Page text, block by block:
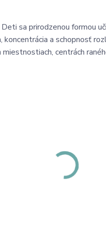
sa prirodzenou formou
koncentrácia a schopnosť
centrách